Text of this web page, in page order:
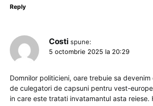
Reply
Costi spune:
5 octombrie 2025 la 20:29
Domnilor politicieni, oare trebuie sa
de culegatori de capsuni pentru vest-
in care este tratati invatamantul asta reiese.